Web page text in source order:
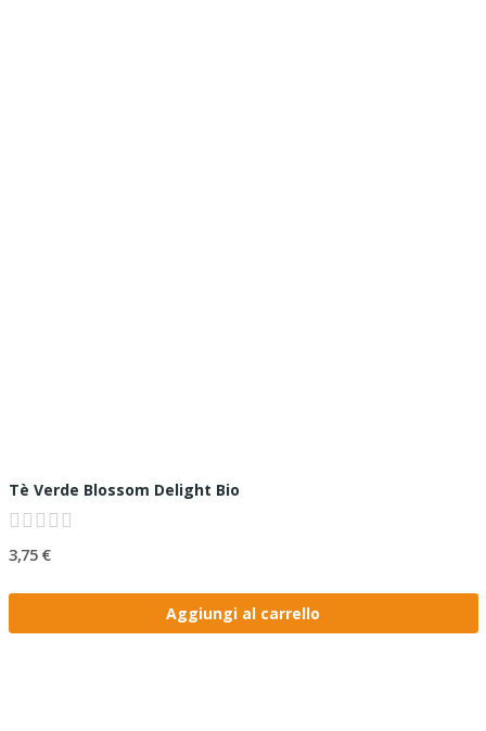
Tè Verde Blossom Delight Bio
3,75 €
Aggiungi al carrello